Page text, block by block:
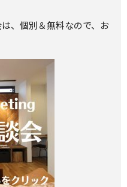
、個別＆無料なので、お